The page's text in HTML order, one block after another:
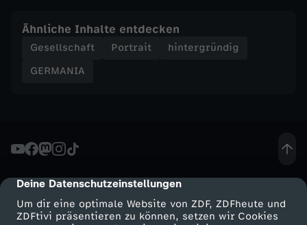
cmp-dialog-description
Deine Datenschutzeinstellungen
Um dir eine optimale Website von ZDF, ZDFheute und
ZDFtivi präsentieren zu können, setzen wir Cookies
f
V
i
s
Ähnliche Inhalte entdecken
Gesellschaft Portrait
hintergründig
GERMANIA